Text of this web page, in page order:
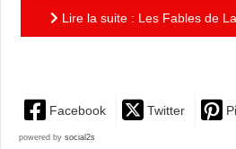
Lire la suite : Les Fables de
Facebook Twitter
powered by social2s